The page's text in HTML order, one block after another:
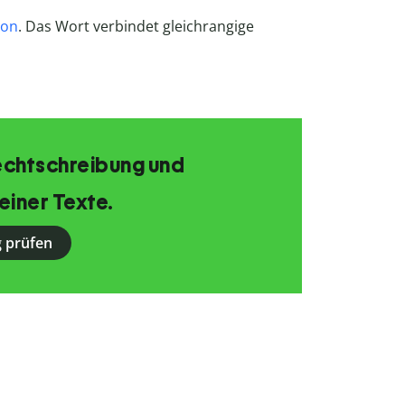
. Das Wort verbindet gleichrangige
und
Texte.
prüfen